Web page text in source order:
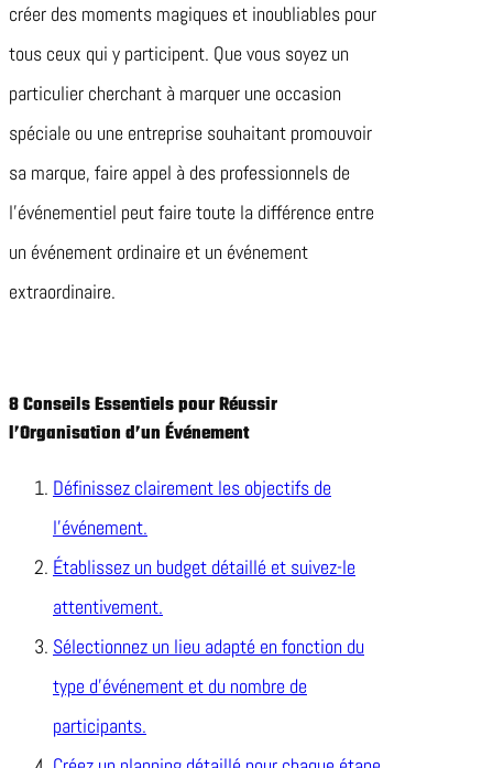
créer des moments magiques et inoubliables pour
tous ceux qui y participent. Que vous soyez un
particulier cherchant à marquer une occasion
spéciale ou une entreprise souhaitant promouvoir
sa marque, faire appel à des professionnels de
l’événementiel peut faire toute la différence entre
un événement ordinaire et un événement
extraordinaire.
8 Conseils Essentiels pour Réussir
l’Organisation d’un Événement
Définissez clairement les objectifs de
l’événement.
Établissez un budget détaillé et suivez-le
attentivement.
Sélectionnez un lieu adapté en fonction du
type d’événement et du nombre de
participants.